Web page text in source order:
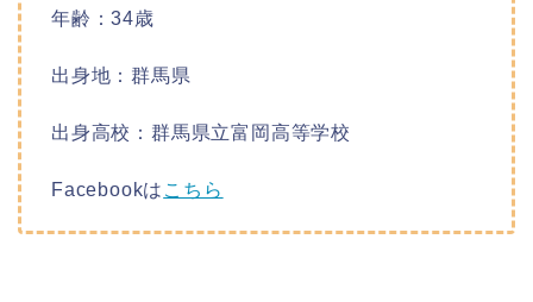
年齢：34歳
出身地：群馬県
出身高校：群馬県立富岡高等学校
Facebookは こちら